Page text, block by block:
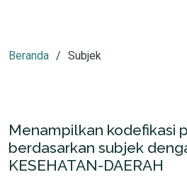
Beranda Subjek
Menampilkan kodefikasi
berdasarkan subjek
KESEHATAN-DAERAH